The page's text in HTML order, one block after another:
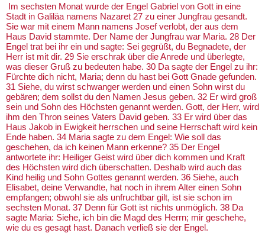
Im sechsten Monat wurde der Engel Gabriel von Gott in eine
Stadt in Galiläa namens Nazaret 27 zu einer Jungfrau gesandt.
Sie war mit einem Mann namens Josef verlobt, der aus dem
Haus David stammte. Der Name der Jungfrau war Maria. 28 Der
Engel trat bei ihr ein und sagte: Sei gegrüßt, du Begnadete, der
Herr ist mit dir. 29 Sie erschrak über die Anrede und überlegte,
was dieser Gruß zu bedeuten habe. 30 Da sagte der Engel zu ihr:
Fürchte dich nicht, Maria; denn du hast bei Gott Gnade gefunden.
31 Siehe, du wirst schwanger werden und einen Sohn wirst du
gebären; dem sollst du den Namen Jesus geben. 32 Er wird groß
sein und Sohn des Höchsten genannt werden. Gott, der Herr, wird
ihm den Thron seines Vaters David geben. 33 Er wird über das
Haus Jakob in Ewigkeit herrschen und seine Herrschaft wird kein
Ende haben. 34 Maria sagte zu dem Engel: Wie soll das
geschehen, da ich keinen Mann erkenne? 35 Der Engel
antwortete ihr: Heiliger Geist wird über dich kommen und Kraft
des Höchsten wird dich überschatten. Deshalb wird auch das
Kind heilig und Sohn Gottes genannt werden. 36 Siehe, auch
Elisabet, deine Verwandte, hat noch in ihrem Alter einen Sohn
empfangen; obwohl sie als unfruchtbar gilt, ist sie schon im
sechsten Monat. 37 Denn für Gott ist nichts unmöglich. 38 Da
sagte Maria: Siehe, ich bin die Magd des Herrn; mir geschehe,
wie du es gesagt hast. Danach verließ sie der Engel.